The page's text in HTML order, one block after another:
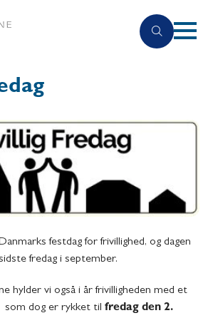
festdag for frivillighed, og dagen
fredag i september.
hylder vi også i år frivilligheden med et
som dog er rykket til fredag den 2.